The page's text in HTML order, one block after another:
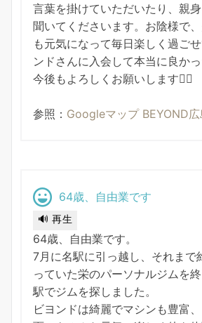
言葉を掛けていただいたり、親
聞いてくださいます。お陰様で
も元気になって毎日楽しく過ご
ンドさんに入会して本当に良かっ
今後もよろしくお願いします🙇‍♀️
参照： Googleマップ BEYOND
64歳、自由業です
🔊 再生
64歳、自由業です。
7月に名駅に引っ越し、それまで
っていた栄のパーソナルジムを
駅でジムを探しました。
ビヨンドは綺麗でマシンも豊富